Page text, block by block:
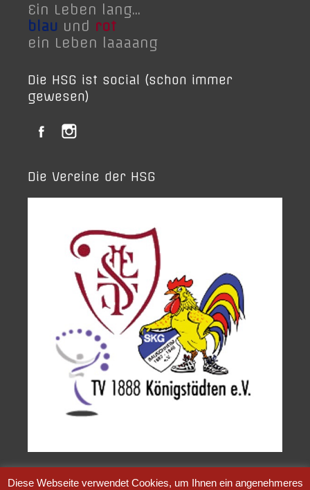
Ein Leben lang...
blau und rot
ein Leben laaaang
Die HSG ist social (schon immer
gewesen)
Die Vereine der HSG
MSGHandball.de© 2004 - 2026
Diese Webseite verwendet Cookies, um Ihnen ein angenehmeres